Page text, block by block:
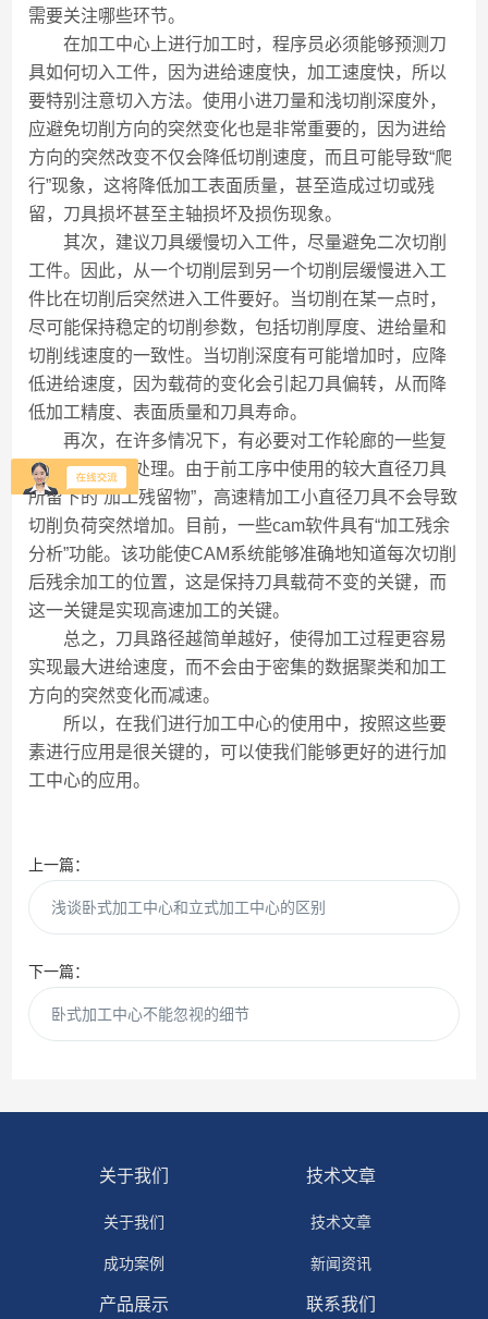
需要关注哪些环节。
在加工中心上进行加工时，程序员必须能够预测刀
具如何切入工件，因为进给速度快，加工速度快，所以
要特别注意切入方法。使用小进刀量和浅切削深度外，
应避免切削方向的突然变化也是非常重要的，因为进给
方向的突然改变不仅会降低切削速度，而且可能导致“爬
行”现象，这将降低加工表面质量，甚至造成过切或残
留，刀具损坏甚至主轴损坏及损伤现象。
其次，建议刀具缓慢切入工件，尽量避免二次切削
工件。因此，从一个切削层到另一个切削层缓慢进入工
件比在切削后突然进入工件要好。当切削在某一点时，
尽可能保持稳定的切削参数，包括切削厚度、进给量和
切削线速度的一致性。当切削深度有可能增加时，应降
低进给速度，因为载荷的变化会引起刀具偏转，从而降
低加工精度、表面质量和刀具寿命。
再次，在许多情况下，有必要对工作轮廊的一些复
杂零件进行预处理。由于前工序中使用的较大直径刀具
所留下的“加工残留物”，高速精加工小直径刀具不会导致
切削负荷突然增加。目前，一些cam软件具有“加工残余
分析”功能。该功能使CAM系统能够准确地知道每次切削
后残余加工的位置，这是保持刀具载荷不变的关键，而
这一关键是实现高速加工的关键。
总之，刀具路径越简单越好，使得加工过程更容易
实现最大进给速度，而不会由于密集的数据聚类和加工
方向的突然变化而减速。
所以，在我们进行加工中心的使用中，按照这些要
素进行应用是很关键的，可以使我们能够更好的进行加
工中心的应用。
上一篇：
浅谈卧式加工中心和立式加工中心的区别
下一篇：
卧式加工中心不能忽视的细节
关于我们
关于我们
成功案例
技术文章
技术文章
新闻资讯
产品展示 联系我们